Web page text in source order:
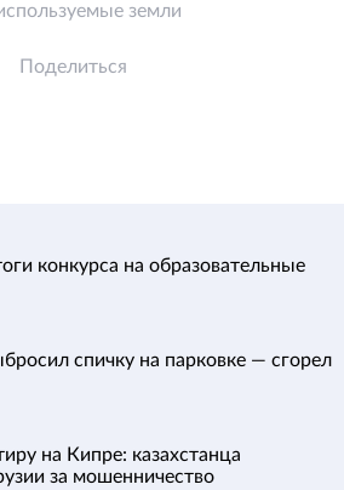
земли
Поделиться
конкурса на образовательные
спичку на парковке — сгорел
на Кипре: казахстанца
за мошенничество